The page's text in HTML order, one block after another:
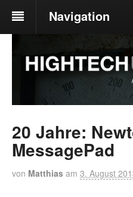
Navigation
20 Jahre:
MessagePad
von Matthias am 3. August